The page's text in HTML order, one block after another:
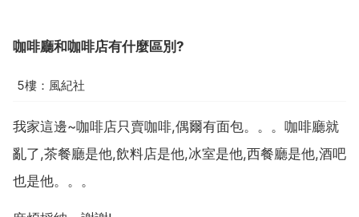
咖啡廳和咖啡店有什麼區別?
5樓：風紀社
我家這邊~咖啡店只賣咖啡,偶爾有面包。。。咖啡廳就
亂了,茶餐廳是他,飲料店是他,冰室是他,西餐廳是他,酒吧
也是他。。。